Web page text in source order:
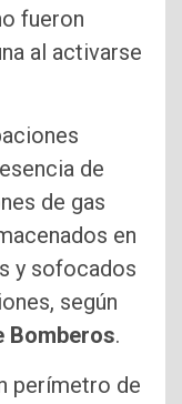
fueron
al activarse
de
de gas
en
y sofocados
según
Bomberos.
perímetro de